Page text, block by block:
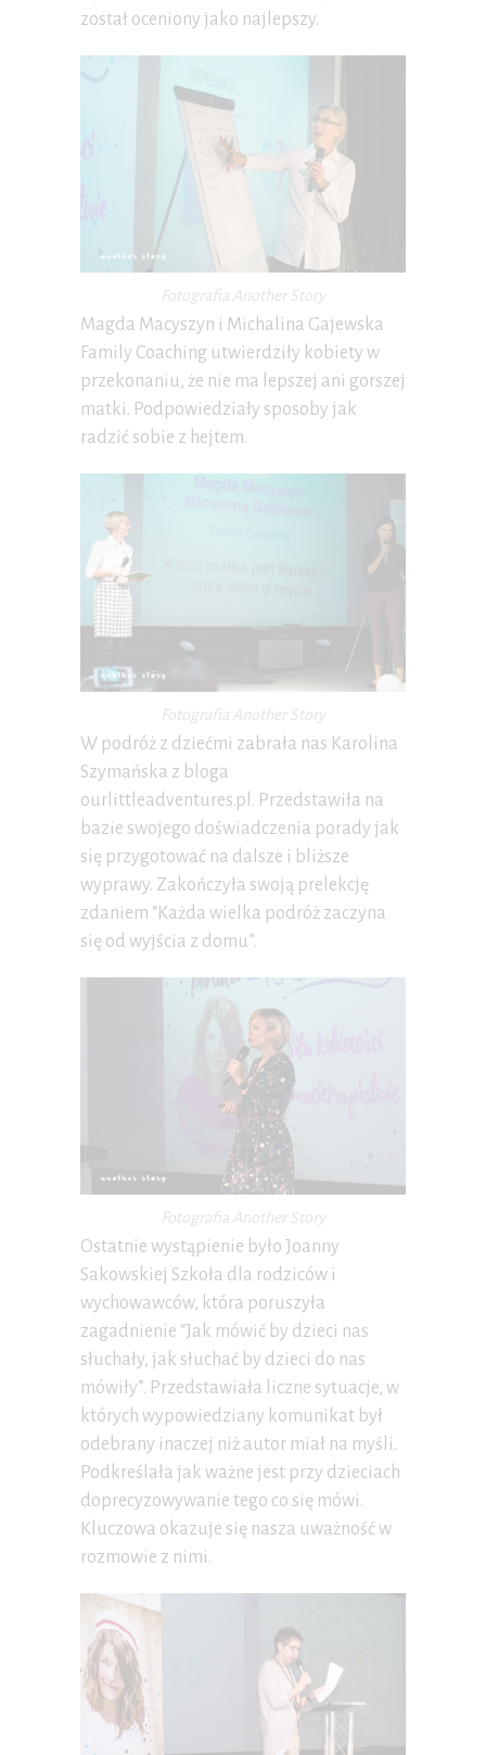
został oceniony jako najlepszy.
Fotografia Another Story
Magda Macyszyn i Michalina Gajewska
Family Coaching utwierdziły kobiety w
przekonaniu, że nie ma lepszej ani gorszej
matki. Podpowiedziały sposoby jak
radzić sobie z hejtem.
Fotografia Another Story
W podróż z dziećmi zabrała nas Karolina
Szymańska z bloga
ourlittleadventures.pl. Przedstawiła na
bazie swojego doświadczenia porady jak
się przygotować na dalsze i bliższe
wyprawy. Zakończyła swoją prelekcję
zdaniem “Każda wielka podróż zaczyna
się od wyjścia z domu”.
Fotografia Another Story
Ostatnie wystąpienie było Joanny
Sakowskiej Szkoła dla rodziców i
wychowawców, która poruszyła
zagadnienie “Jak mówić by dzieci nas
słuchały, jak słuchać by dzieci do nas
mówiły”. Przedstawiała liczne sytuacje, w
których wypowiedziany komunikat był
odebrany inaczej niż autor miał na myśli.
Podkreślała jak ważne jest przy dzieciach
doprecyzowywanie tego co się mówi.
Kluczowa okazuje się nasza uważność w
rozmowie z nimi.